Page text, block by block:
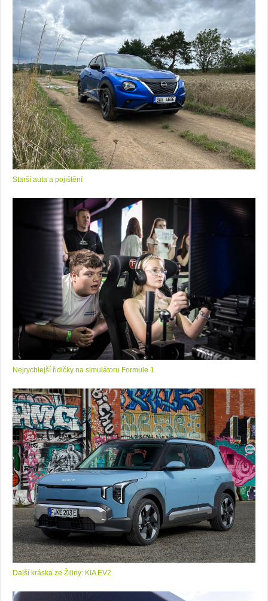
Starší auta a pojištění
Nejrychlejší řidičky na simulátoru Formule 1
Další kráska ze Žiliny: KIA EV2